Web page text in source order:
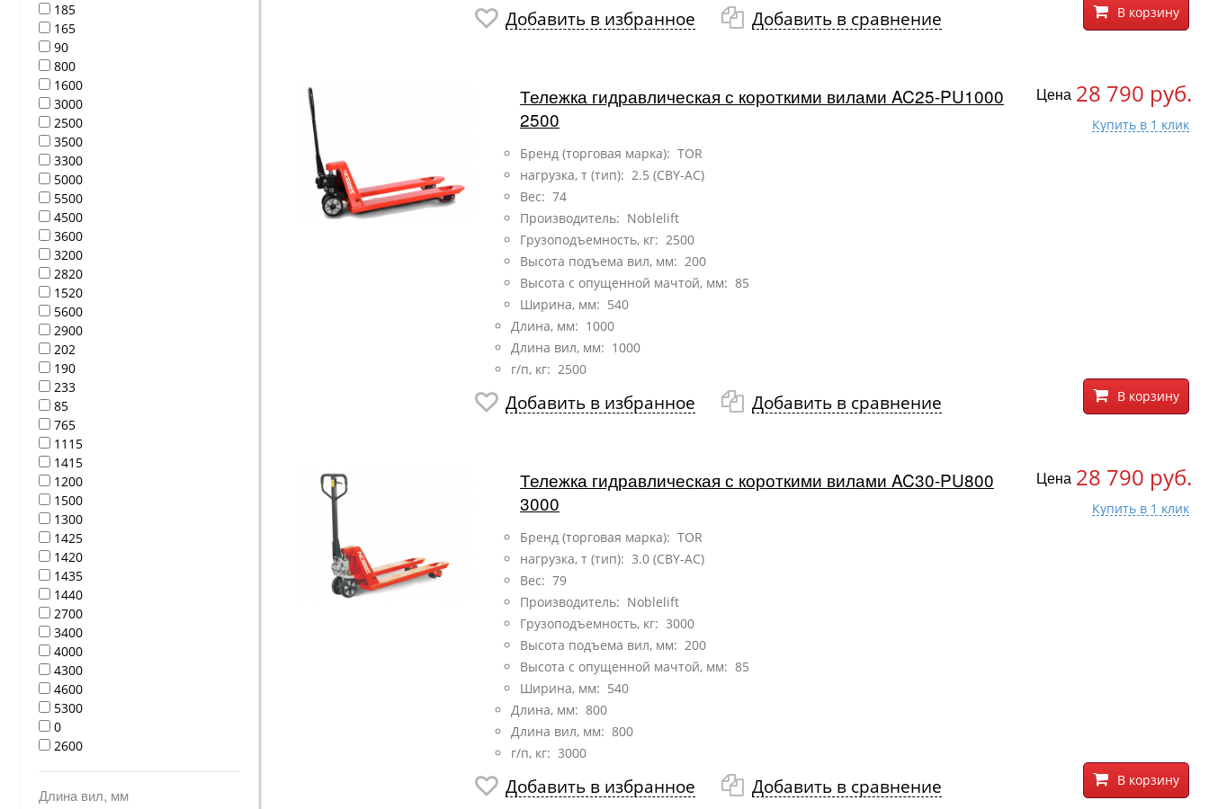
185
165
90
800
1600
3000
2500
3500
3300
5000
5500
4500
3600
3200
2820
1520
5600
2900
202
190
233
85
765
1115
1415
1200
1500
1300
1425
1420
1435
1440
2700
3400
4000
4300
4600
5300
0
2600
Длина вил, мм
Добавить в избранное Добавить в сравнение В корзину
Тележка гидравлическая с короткими вилами AC25-PU1000
2500
Бренд (торговая марка): TOR
нагрузка, т (тип): 2.5 (CBY-AC)
Вес: 74
Производитель: Noblelift
Грузоподъемность, кг: 2500
Высота подъема вил, мм: 200
Высота с опущенной мачтой, мм: 85
Ширина, мм: 540
Длина, мм: 1000
Длина вил, мм: 1000
г/п, кг: 2500
Добавить в избранное Добавить в сравнение
Цена 28 790 руб.
В корзину
Тележка гидравлическая с короткими вилами AC30-PU800
3000
Бренд (торговая марка): TOR
нагрузка, т (тип): 3.0 (CBY-AC)
Вес: 79
Производитель: Noblelift
Грузоподъемность, кг: 3000
Высота подъема вил, мм: 200
Высота с опущенной мачтой, мм: 85
Ширина, мм: 540
Длина, мм: 800
Длина вил, мм: 800
г/п, кг: 3000
Добавить в избранное Добавить в сравнение
Цена 28 790 руб.
В корзину